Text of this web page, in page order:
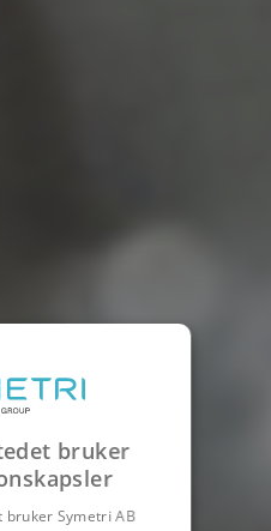
bruker
bruker Symetri AB